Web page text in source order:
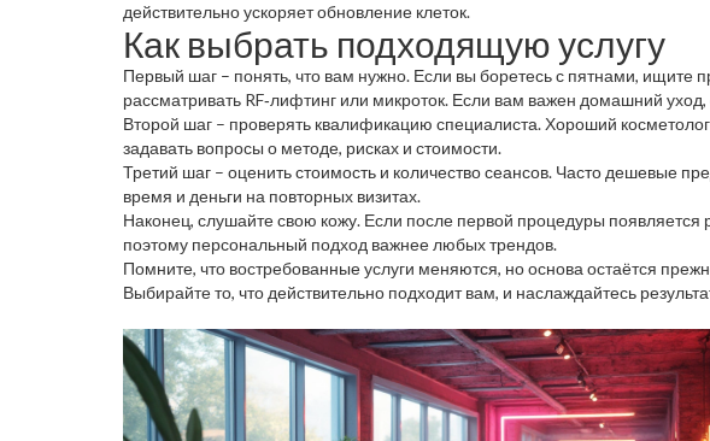
действительно ускоряет обновление клеток.
Как выбрать подходящую услугу
Первый шаг – понять, что вам нужно. Если вы боретесь с пятнами,
рассматривать RF‑лифтинг или микроток. Если вам важен домашний
Второй шаг – проверять квалификацию специалиста. Хороший
задавать вопросы о методе, рисках и стоимости.
Третий шаг – оценить стоимость и количество сеансов. Часто дешевые
время и деньги на повторных визитах.
Наконец, слушайте свою кожу. Если после первой процедуры появляется
поэтому персональный подход важнее любых трендов.
Помните, что востребованные услуги меняются, но основа остаётся
Выбирайте то, что действительно подходит вам, и наслаждайтесь